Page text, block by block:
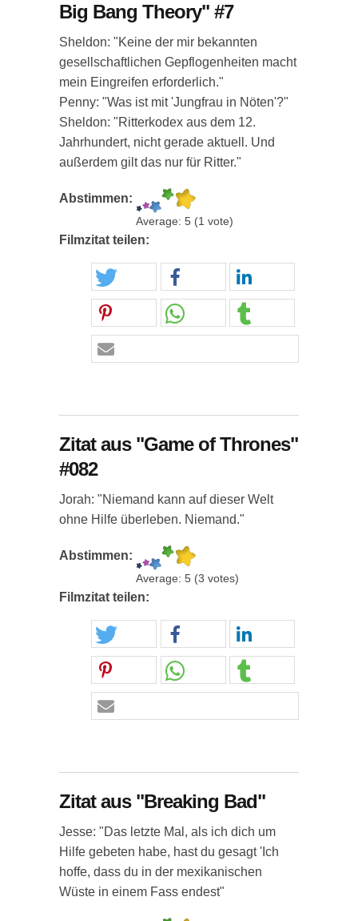
Big Bang Theory" #7
Sheldon: "Keine der mir bekannten
gesellschaftlichen Gepflogenheiten macht
mein Eingreifen erforderlich."
Penny: "Was ist mit 'Jungfrau in Nöten'?"
Sheldon: "Ritterkodex aus dem 12.
Jahrhundert, nicht gerade aktuell. Und
außerdem gilt das nur für Ritter."
Abstimmen:
Average: 5 (1 vote)
Filmzitat teilen:
Zitat aus "Game of Thrones"
#082
Jorah: "Niemand kann auf dieser Welt
ohne Hilfe überleben. Niemand."
Abstimmen:
Average: 5 (3 votes)
Filmzitat teilen:
Zitat aus "Breaking Bad"
Jesse: "Das letzte Mal, als ich dich um
Hilfe gebeten habe, hast du gesagt 'Ich
hoffe, dass du in der mexikanischen
Wüste in einem Fass endest"